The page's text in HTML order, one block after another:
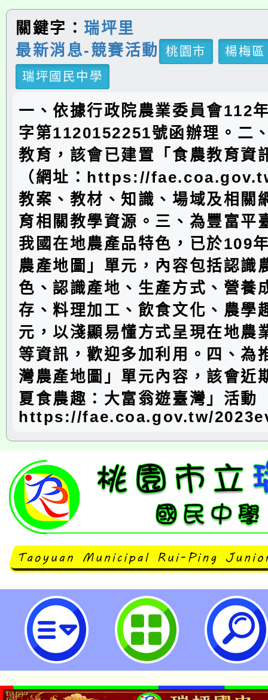
關鍵字： 瑞坪里
最新消息-競賽活動
桃園市
楊梅區
瑞坪國民中學
一、依據行政院農業委員會112
字第1120152251號函辦理。二
教育，該會已建置「食農教育資
（網址：https://
教案、教材、知識、場域及相關
育相關教學資源。三、為豐富平
我國在地農產品特色，已於109
農產地圖」單元，內容包括認識
色、認識產地、生產方式、營養
存、料理加工、飲食文化、農學
元，以淺顯易懂方式呈現在地農
等資訊，歡迎多加利用。四、為
灣農產地圖」單元內容，該會近
夏食農趣：大富翁遊臺灣」活動
https://fae.coa.gov.tw/
函轉行政院農業委員會食農教育資
112年6月26日至8月27日辦理「盛
翁遊臺灣」活動，總獎金超過10萬
桃園市立瑞坪國民中學